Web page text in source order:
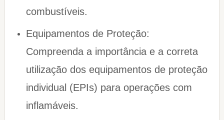
combustíveis.
Equipamentos de Proteção:
Compreenda a importância e a correta
utilização dos equipamentos de proteção
individual (EPIs) para operações com
inflamáveis.